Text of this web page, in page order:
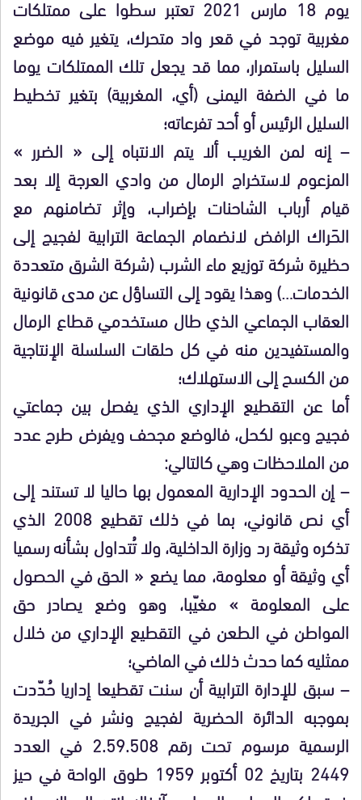
يوم 18 مارس 2021 تعتبر سطوا على ممتلكات
مغربية توجد في قعر واد متحرك، يتغير فيه موضع
السليل باستمرار، مما قد يجعل تلك الممتلكات يوما
ما في الضفة اليمنى (أي، المغربية) بتغير تخطيط
السليل الرئيس أو أحد تفرعاته؛
– إنه لمن الغريب ألا يتم الانتباه إلى « الضرر »
المزعوم لاستخراج الرمال من وادي العرجة إلا بعد
قيام أرباب الشاحنات بإضراب، وإثر تضامنهم مع
الحَراك الرافض لانضمام الجماعة الترابية لفجيج إلى
حظيرة شركة توزيع ماء الشرب (شركة الشرق متعددة
الخدمات…) وهذا يقود إلى التساؤل عن مدى قانونية
العقاب الجماعي الذي طال مستخدمي قطاع الرمال
والمستفيدين منه في كل حلقات السلسلة الإنتاجية
من الكسح إلى الاستهلاك؛
أما عن التقطيع الإداري الذي يفصل بين جماعتي
فجيج وعبو لكحل، فالوضع مجحف ويفرض طرح عدد
من الملاحظات وهي كالتالي:
– إن الحدود الإدارية المعمول بها حاليا لا تستند إلى
أي نص قانوني، بما في ذلك تقطيع 2008 الذي
تذكره وثيقة رد وزارة الداخلية، ولا تُتداول بشأنه رسميا
أي وثيقة أو معلومة، مما يضع « الحق في الحصول
على المعلومة » مغيّبا، وهو وضع يصادر حق
المواطن في الطعن في التقطيع الإداري من خلال
ممثليه كما حدث ذلك في الماضي؛
– سبق للإدارة الترابية أن سنت تقطيعا إداريا حُدّدت
بموجبه الدائرة الحضرية لفجيج ونشر في الجريدة
الرسمية مرسوم تحت رقم 2.59.508 في العدد
2449 بتاريخ 02 أكتوبر 1959 طوق الواحة في حيز